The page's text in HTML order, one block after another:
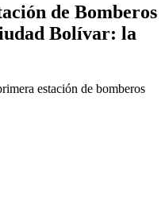
de Bomberos
Bolívar: la
estación de bomberos